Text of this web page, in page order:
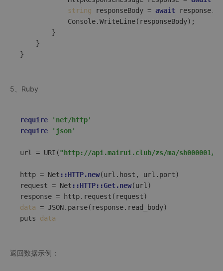
string responseBody = await
            Console.WriteLine(responseBody);
        }
    }
5、Ruby
require
'net/http'
require
'json'
url = URI("http://api.mairui.club/zs/ma/sh000001/60m/
http = Net ::HTTP.new(url.host, url.port)
request = Net ::HTTP::Get.new(url)
data = JSON.parse(response.read_body)
puts data
返回数据示例：